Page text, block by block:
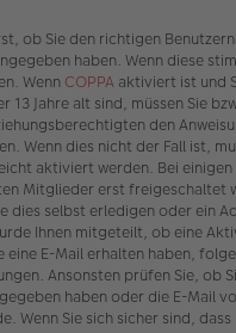
ob Sie den richtigen
haben. Wenn diese
Wenn COPPA aktiviert ist und
13 Jahre alt sind, müssen Sie
den
Wenn dies nicht der Fall ist,
aktiviert werden. Bei einigen
Mitglieder erst freigeschaltet
dies selbst erledigen oder ein
Ihnen mitgeteilt, ob eine
eine E-Mail erhalten haben,
Ansonsten prüfen Sie, ob
haben oder die E-Mail
Wenn Sie sich sicher sind, dass